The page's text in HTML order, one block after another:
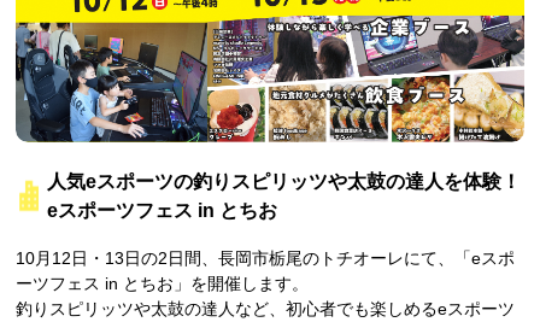
人気eスポーツの釣りスピリッツや太鼓の達人を体験！
eスポーツフェス in とちお
10月12日・13日の2日間、長岡市栃尾のトチオーレにて、「eスポ
ーツフェス in とちお」を開催します。
釣りスピリッツや太鼓の達人など、初心者でも楽しめるeスポーツ